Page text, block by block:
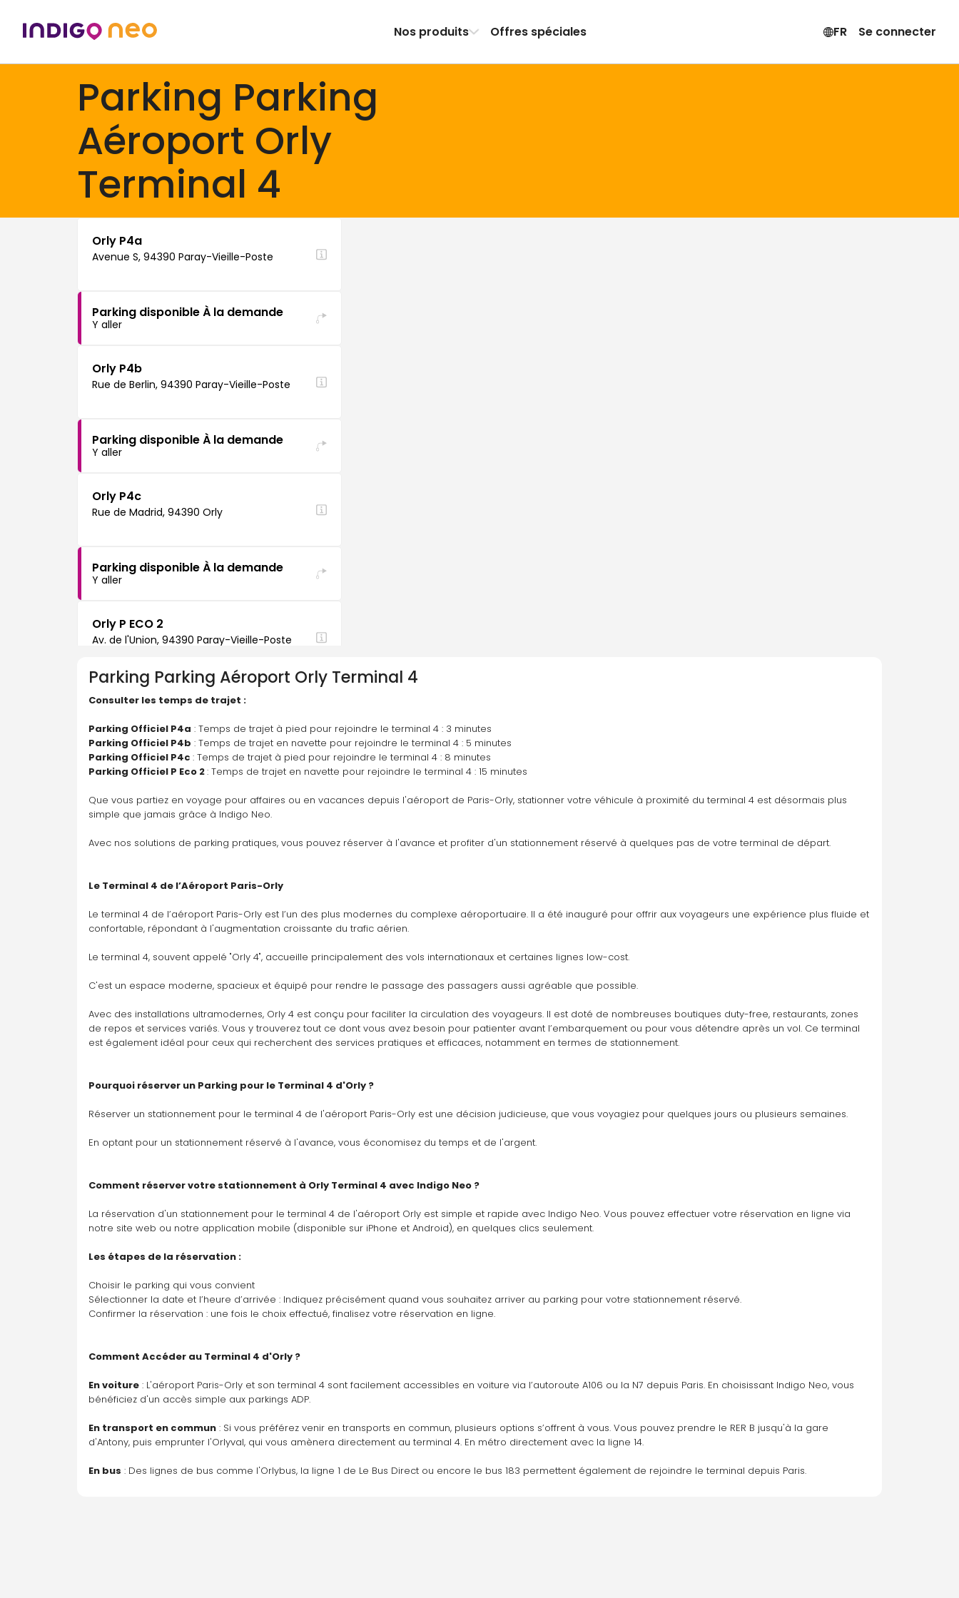
Nos produits Offres spéciales FR Se connecter
Parking Parking
Aéroport Orly
Terminal 4
Orly P4a
Avenue S, 94390 Paray-Vieille-Poste
Parking disponible À la demande
Y aller
Orly P4b
Rue de Berlin, 94390 Paray-Vieille-Poste
Parking disponible À la demande
Y aller
Orly P4c
Rue de Madrid, 94390 Orly
Parking disponible À la demande
Y aller
Orly P ECO 2
Av. de l'Union, 94390 Paray-Vieille-Poste
Parking disponible À la demande
Y aller
Parking Parking Aéroport Orly Terminal 4
Consulter les temps de trajet :
Parking Officiel P4a : Temps de trajet à pied pour rejoindre le terminal 4 : 3 minutes
Parking Officiel P4b : Temps de trajet en navette pour rejoindre le terminal 4 : 5 minutes
Parking Officiel P4c : Temps de trajet à pied pour rejoindre le terminal 4 : 8 minutes
Parking Officiel P Eco 2 : Temps de trajet en navette pour rejoindre le terminal 4 : 15 minutes
Que vous partiez en voyage pour affaires ou en vacances depuis l'aéroport de Paris-Orly, stationner votre véhicule à proximité du terminal 4 est désormais plus
simple que jamais grâce à Indigo Neo.
Avec nos solutions de parking pratiques, vous pouvez réserver à l'avance et profiter d'un stationnement réservé à quelques pas de votre terminal de départ.
Le Terminal 4 de l’Aéroport Paris-Orly
Le terminal 4 de l’aéroport Paris-Orly est l’un des plus modernes du complexe aéroportuaire. Il a été inauguré pour offrir aux voyageurs une expérience plus fluide et
confortable, répondant à l'augmentation croissante du trafic aérien.
Le terminal 4, souvent appelé "Orly 4", accueille principalement des vols internationaux et certaines lignes low-cost.
C'est un espace moderne, spacieux et équipé pour rendre le passage des passagers aussi agréable que possible.
Avec des installations ultramodernes, Orly 4 est conçu pour faciliter la circulation des voyageurs. Il est doté de nombreuses boutiques duty-free, restaurants, zones
de repos et services variés. Vous y trouverez tout ce dont vous avez besoin pour patienter avant l’embarquement ou pour vous détendre après un vol. Ce terminal
est également idéal pour ceux qui recherchent des services pratiques et efficaces, notamment en termes de stationnement.
Pourquoi réserver un Parking pour le Terminal 4 d'Orly ?
Réserver un stationnement pour le terminal 4 de l'aéroport Paris-Orly est une décision judicieuse, que vous voyagiez pour quelques jours ou plusieurs semaines.
En optant pour un stationnement réservé à l'avance, vous économisez du temps et de l'argent.
Comment réserver votre stationnement à Orly Terminal 4 avec Indigo Neo ?
La réservation d'un stationnement pour le terminal 4 de l'aéroport Orly est simple et rapide avec Indigo Neo. Vous pouvez effectuer votre réservation en ligne via
notre site web ou notre application mobile (disponible sur iPhone et Android), en quelques clics seulement.
Les étapes de la réservation :
Choisir le parking qui vous convient
Sélectionner la date et l’heure d’arrivée : Indiquez précisément quand vous souhaitez arriver au parking pour votre stationnement réservé.
Confirmer la réservation : une fois le choix effectué, finalisez votre réservation en ligne.
Comment Accéder au Terminal 4 d'Orly ?
En voiture : L'aéroport Paris-Orly et son terminal 4 sont facilement accessibles en voiture via l’autoroute A106 ou la N7 depuis Paris. En choisissant Indigo Neo, vous
bénéficiez d'un accès simple aux parkings ADP.
En transport en commun : Si vous préférez venir en transports en commun, plusieurs options s’offrent à vous. Vous pouvez prendre le RER B jusqu'à la gare
d'Antony, puis emprunter l'Orlyval, qui vous amènera directement au terminal 4. En métro directement avec la ligne 14.
En bus : Des lignes de bus comme l'Orlybus, la ligne 1 de Le Bus Direct ou encore le bus 183 permettent également de rejoindre le terminal depuis Paris.